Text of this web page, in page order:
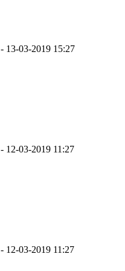
- 13-03-2019 15:27
- 12-03-2019 11:27
- 12-03-2019 11:27